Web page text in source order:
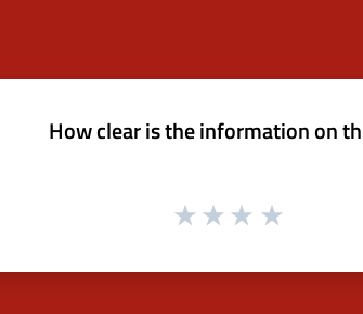
How clear is the information on